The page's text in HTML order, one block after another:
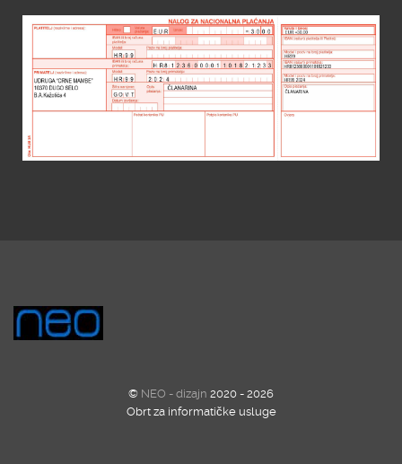
© NEO - dizajn 2020 - 2026
Obrt za informatičke usluge